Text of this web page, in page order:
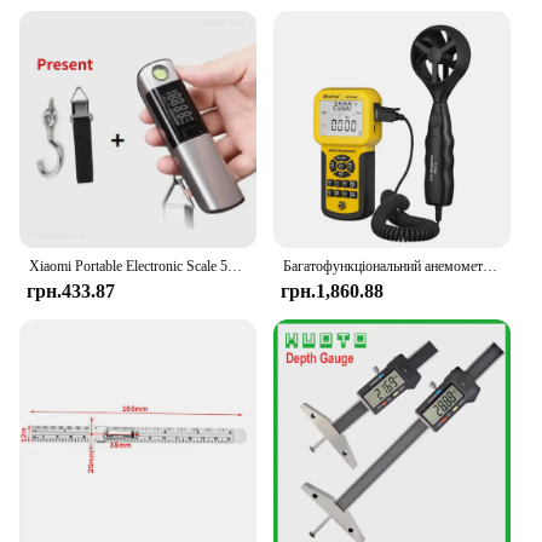
Usage and Purpose: Accurate weighing of luggage
for travelers, ensuring compliance with airline
weight restrictions
Typical Adaptive Scenario: Ideal for airports, train
stations, and hotels
Performance and Property: High precision, capable
of measuring up to 50kg with a resolution of 0.1kg
**Precision and Convenience**
The Accurate Scale for Luggage is a must-have for
any traveler, ensuring that your luggage meets
airline weight restrictions with precision. The
digital display provides an easy-to-read weight
measurement, allowing you to make adjustments to
your packing on the spot. The scale's compact
design makes it convenient to carry in your luggage
or backpack, ready for use whenever you need it.
Whether you're a seasoned traveler or a first-time
flyer, this scale is designed to simplify the process
of weighing your luggage, ensuring a hassle-free
Xiaomi Portable Electronic Scale 50kg LCD Display Household Mini Luggage Hook Scale Fishing Hook Scale Express Parcel Luggage
грн.433.87
Багатофункціональний анемометр HP-856A з висувним датчиком. Комплексне керування даних для точного моніторингу навколишнього середовища
грн.1,860.88